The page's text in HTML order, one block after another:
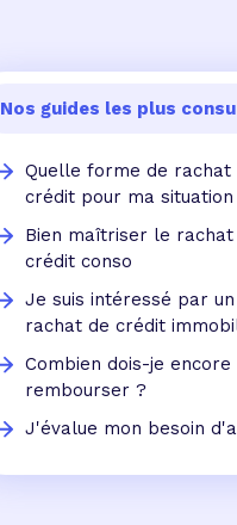
Nos guides les plus
Quelle forme de rachat
crédit pour ma situation
Bien maîtriser le rachat
crédit conso
Je suis intéressé par un
rachat de crédit
Combien dois-je encore
rembourser ?
J'évalue mon besoin